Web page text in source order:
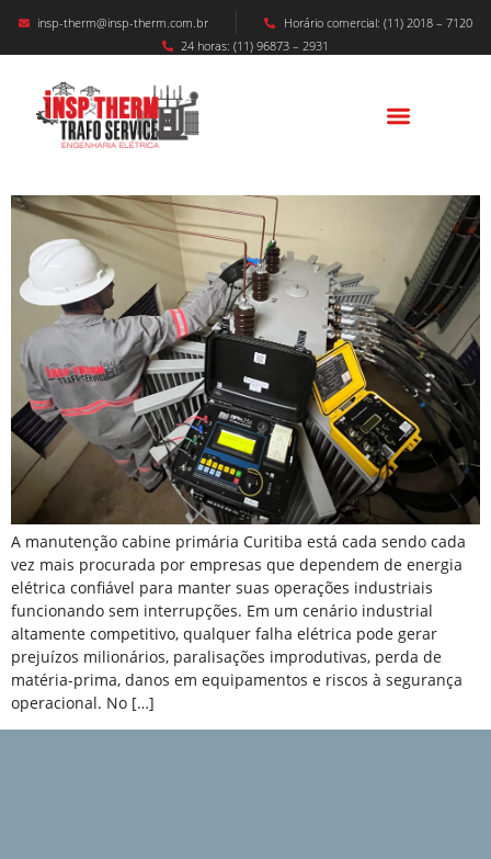
insp-therm@insp-therm.com.br
Horário comercial: (11) 2018 – 7120
24 horas: (11) 96873 – 2931
MANUTENÇÃO CABINE PRIMÁRIA
CURITIBA: Segurança, Confiabilidade E Alta
A manutenção cabine primária Curitiba está cada sendo cada
vez mais procurada por empresas que dependem de energia
elétrica confiável para manter suas operações industriais
funcionando sem interrupções. Em um cenário industrial
altamente competitivo, qualquer falha elétrica pode gerar
prejuízos milionários, paralisações improdutivas, perda de
matéria-prima, danos em equipamentos e riscos à segurança
operacional. No […]